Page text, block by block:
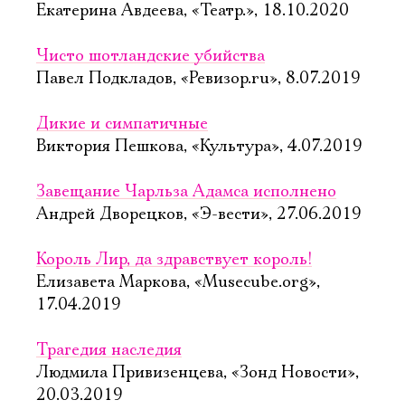
Екатерина Авдеева, «Театр.», 18.10.2020
Чисто шотландские убийства
Павел Подкладов, «Ревизор.ru», 8.07.2019
Дикие и симпатичные
Виктория Пешкова, «Культура», 4.07.2019
Завещание Чарльза Адамса исполнено
Андрей Дворецков, «Э-вести», 27.06.2019
Король Лир, да здравствует король!
Елизавета Маркова, «Musecube.org»,
17.04.2019
Трагедия наследия
Людмила Привизенцева, «Зонд Новости»,
20.03.2019